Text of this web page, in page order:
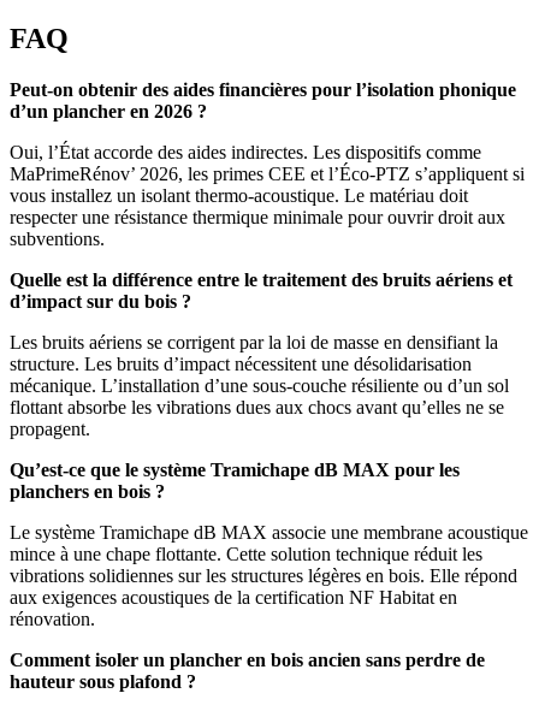
FAQ
Peut-on obtenir des aides financières pour l’isolation phonique
d’un plancher en 2026 ?
Oui, l’État accorde des aides indirectes. Les dispositifs comme
MaPrimeRénov’ 2026, les primes CEE et l’Éco-PTZ s’appliquent si
vous installez un isolant thermo-acoustique. Le matériau doit
respecter une résistance thermique minimale pour ouvrir droit aux
subventions.
Quelle est la différence entre le traitement des bruits aériens et
d’impact sur du bois ?
Les bruits aériens se corrigent par la loi de masse en densifiant la
structure. Les bruits d’impact nécessitent une désolidarisation
mécanique. L’installation d’une sous-couche résiliente ou d’un sol
flottant absorbe les vibrations dues aux chocs avant qu’elles ne se
propagent.
Qu’est-ce que le système Tramichape dB MAX pour les
planchers en bois ?
Le système Tramichape dB MAX associe une membrane acoustique
mince à une chape flottante. Cette solution technique réduit les
vibrations solidiennes sur les structures légères en bois. Elle répond
aux exigences acoustiques de la certification NF Habitat en
rénovation.
Comment isoler un plancher en bois ancien sans perdre de
hauteur sous plafond ?